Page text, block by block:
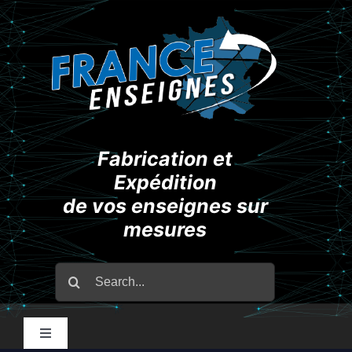
Passer
au
contenu
Fabrication et
Expédition
de vos enseignes sur
mesures
Rechercher:
Toggle